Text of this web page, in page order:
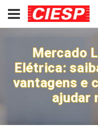
Mercado
Elétrica:
vantagens e
ajudar